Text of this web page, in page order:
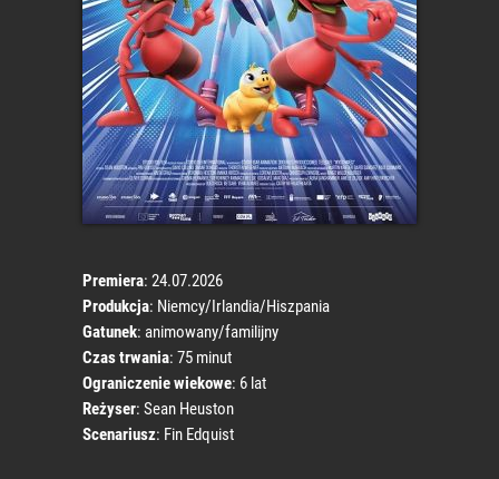
Premiera: 24.07.2026
Produkcja: Niemcy/Irlandia/Hiszpania
Gatunek: animowany/familijny
Czas trwania: 75 minut
Ograniczenie wiekowe: 6 lat
Reżyser: Sean Heuston
Scenariusz: Fin Edquist